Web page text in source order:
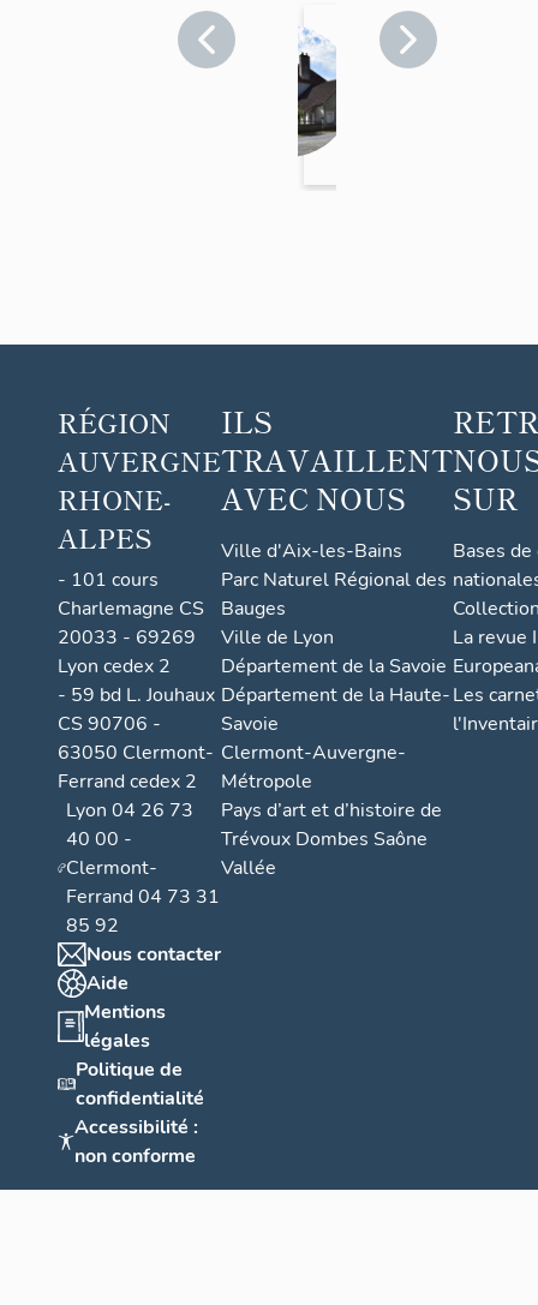
Ecart
RÉGION
AUVERGNE
RHONE-
ALPES
- 101 cours
Charlemagne CS
20033 - 69269
Lyon cedex 2
- 59 bd L. Jouhaux
CS 90706 -
63050 Clermont-
Ferrand cedex 2
Lyon 04 26 73
40 00 -
Clermont-
Ferrand 04 73 31
85 92
Nous contacter
Aide
Mentions
légales
Politique de
confidentialité
Accessibilité :
non conforme
ILS
TRAVAILLENT
AVEC NOUS
Ville d'Aix-les-Bains
Parc Naturel Régional des
Bauges
Ville de Lyon
Département de la Savoie
Département de la Haute-
Savoie
Clermont-Auvergne-
Métropole
Pays d’art et d’histoire de
Trévoux Dombes Saône
Vallée
SUR
Bases
La revue
Les